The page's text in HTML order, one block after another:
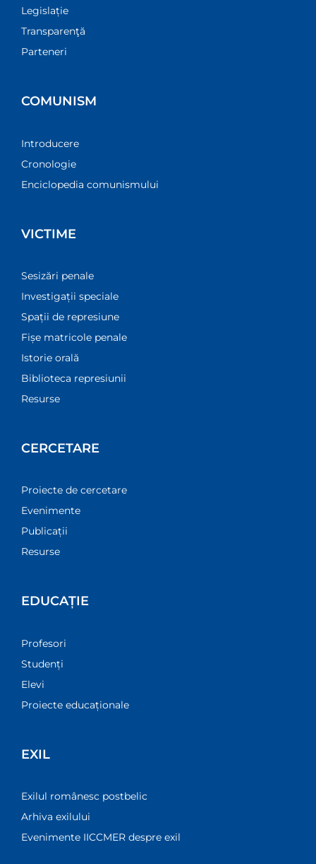
Legislație
Transparenţă
Parteneri
COMUNISM
Introducere
Cronologie
Enciclopedia comunismului
VICTIME
Sesizări penale
Investigații speciale
Spații de represiune
Fișe matricole penale
Istorie orală
Biblioteca represiunii
Resurse
CERCETARE
Proiecte de cercetare
Evenimente
Publicații
Resurse
EDUCAȚIE
Profesori
Studenți
Elevi
Proiecte educaționale
EXIL
Exilul românesc postbelic
Arhiva exilului
Evenimente IICCMER despre exil